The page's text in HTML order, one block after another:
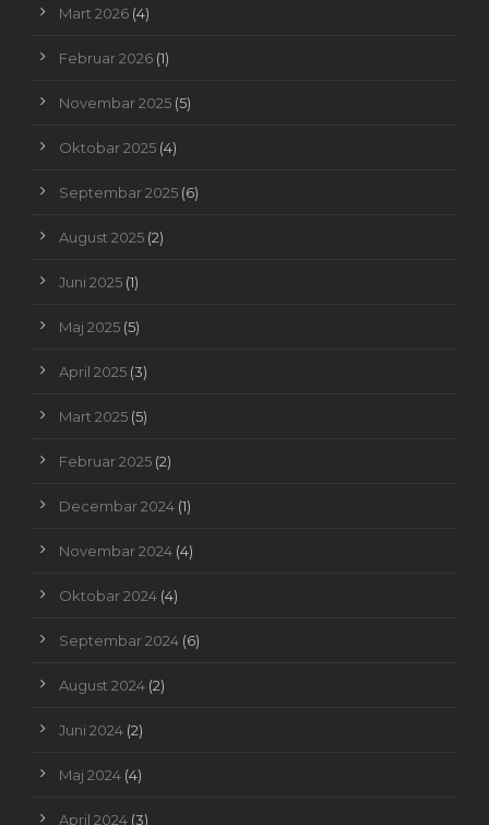
Mart 2026 (4)
Februar 2026 (1)
Novembar 2025 (5)
Oktobar 2025 (4)
Septembar 2025 (6)
August 2025 (2)
Juni 2025 (1)
Maj 2025 (5)
April 2025 (3)
Mart 2025 (5)
Februar 2025 (2)
Decembar 2024 (1)
Novembar 2024 (4)
Oktobar 2024 (4)
Septembar 2024 (6)
August 2024 (2)
Juni 2024 (2)
Maj 2024 (4)
April 2024 (3)